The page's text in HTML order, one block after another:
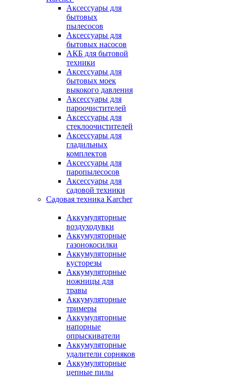
Аксессуары для
бытовых
пылесосов
Аксессуары для
бытовых насосов
АКБ для бытовой
техники
Аксессуары для
бытовых моек
выкокого давления
Аксессуары для
пароочистителей
Аксессуары для
стеклоочистителей
Аксессуары для
гладильных
комплектов
Аксессуары для
паропылесосов
Аксессуары для
садовой техники
Садовая техника Karcher
Аккумуляторные
воздуходувки
Аккумуляторные
газонокосилки
Аккумуляторные
кусторезы
Аккумуляторные
ножницы для
травы
Аккумуляторные
тримеры
Аккумуляторные
напорные
опрыскиватели
Аккумуляторные
удалители сорняков
Аккумуляторные
цепные пилы